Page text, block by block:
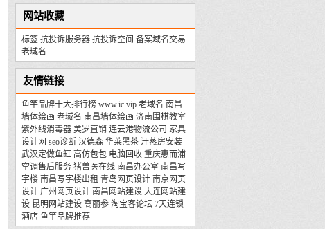
网站收藏
标签 抗投诉服务器 抗投诉空间 备案域名交易
老域名
友情链接
鱼竿品牌十大排行榜 www.ic.vip 老域名 南昌
墙体绘画 老域名 南昌墙体绘画 济南围棋教室
紫外线消毒器 美罗直销 连云港物流公司 家具
设计网 seo诊断 汉德森 华莱黑茶 汗蒸房安装
武汉定做鱼缸 高仿包包 电脑回收 重庆惠而浦
空调售后服务 猪兽医在线 南昌办公室 南昌写
字楼 南昌写字楼出租 青岛网页设计 南京网页
设计 广州网页设计 南昌网站建设 大连网站建
设 昆明网站建设 高丽参 淘宝客论坛 7天连锁
酒店 鱼竿品牌推荐